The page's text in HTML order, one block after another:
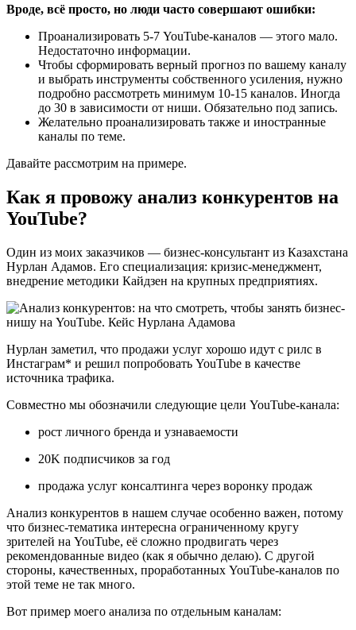
Вроде, всё просто, но люди часто совершают ошибки:
Проанализировать 5-7 YouTube-каналов — этого мало.
Недостаточно информации.
Чтобы сформировать верный прогноз по вашему каналу
и выбрать инструменты собственного усиления, нужно
подробно рассмотреть минимум 10-15 каналов. Иногда
до 30 в зависимости от ниши. Обязательно под запись.
Желательно проанализировать также и иностранные
каналы по теме.
Давайте рассмотрим на примере.
Как я провожу анализ конкурентов на
YouTube?
Один из моих заказчиков — бизнес-консультант из Казахстана
Нурлан Адамов. Его специализация: кризис-менеджмент,
внедрение методики Кайдзен на крупных предприятиях.
Нурлан заметил, что продажи услуг хорошо идут с рилс в
Инстаграм* и решил попробовать YouTube в качестве
источника трафика.
Совместно мы обозначили следующие цели YouTube-канала:
рост личного бренда и узнаваемости
20K подписчиков за год
продажа услуг консалтинга через воронку продаж
Анализ конкурентов в нашем случае особенно важен, потому
что бизнес-тематика интересна ограниченному кругу
зрителей на YouTube, её сложно продвигать через
рекомендованные видео (как я обычно делаю). С другой
стороны, качественных, проработанных YouTube-каналов по
этой теме не так много.
Вот пример моего анализа по отдельным каналам: